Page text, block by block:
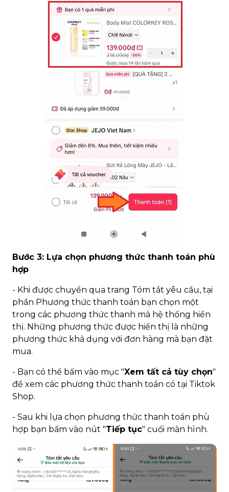
Bước 3: Lựa chọn phương thức thanh toán phù
hợp
- Khi được chuyển qua trang Tóm tắt yêu cầu, tại
phần Phương thức thanh toán bạn chọn một
trong các phương thức thanh mà hệ thống hiển
thị. Những phương thức được hiển thị là những
phương thức khả dụng với đơn hàng mà bạn đặt
mua.
- Bạn có thể bấm vào mục "Xem tất cả tùy chọn"
để xem các phương thức thanh toán có tại Tiktok
Shop.
- Sau khi lựa chọn phương thức thanh toán phù
hợp bạn bấm vào nút "Tiếp tục" cuối màn hình.